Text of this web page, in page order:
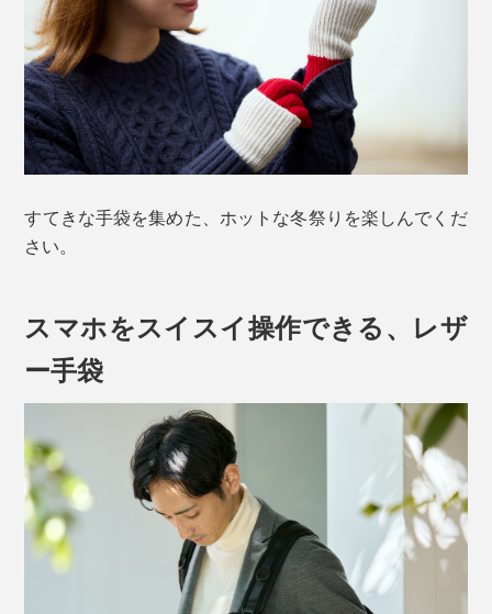
すてきな手袋を集めた、ホットな冬祭りを楽しんでくだ
さい。
スマホをスイスイ操作できる、レザ
ー手袋